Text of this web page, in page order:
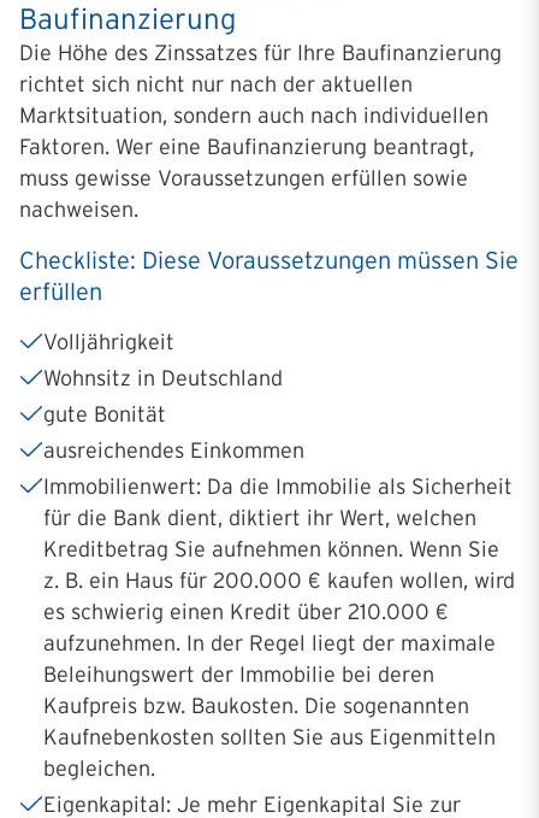
Baufinanzierung
Die Höhe des Zinssatzes für Ihre Baufinanzierung
richtet sich nicht nur nach der aktuellen
Marktsituation, sondern auch nach individuellen
Faktoren. Wer eine Baufinanzierung beantragt,
muss gewisse Voraussetzungen erfüllen sowie
nachweisen.
Checkliste: Diese Voraussetzungen müssen Sie
erfüllen
Volljährigkeit
Wohnsitz in Deutschland
gute Bonität
ausreichendes Einkommen
Immobilienwert: Da die Immobilie als Sicherheit
für die Bank dient, diktiert ihr Wert, welchen
Kreditbetrag Sie aufnehmen können. Wenn Sie
z. B. ein Haus für 200.000 € kaufen wollen, wird
es schwierig einen Kredit über 210.000 €
aufzunehmen. In der Regel liegt der maximale
Beleihungswert der Immobilie bei deren
Kaufpreis bzw. Baukosten. Die sogenannten
Kaufnebenkosten sollten Sie aus Eigenmitteln
begleichen.
Eigenkapital: Je mehr Eigenkapital Sie zur